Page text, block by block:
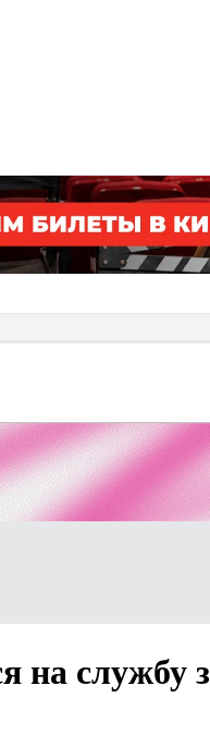
на службу